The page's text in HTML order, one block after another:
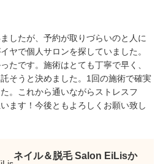
したが、予約が取りづらいのと人に
ヤで個人サロンを探していました。
たです。施術はとても丁寧で早く、
そうと決めました。1回の施術で確実
。これから通いながらストレスフ
ます！今後ともよろしくお願い致し
ネイル＆脱毛 Salon EiLisか